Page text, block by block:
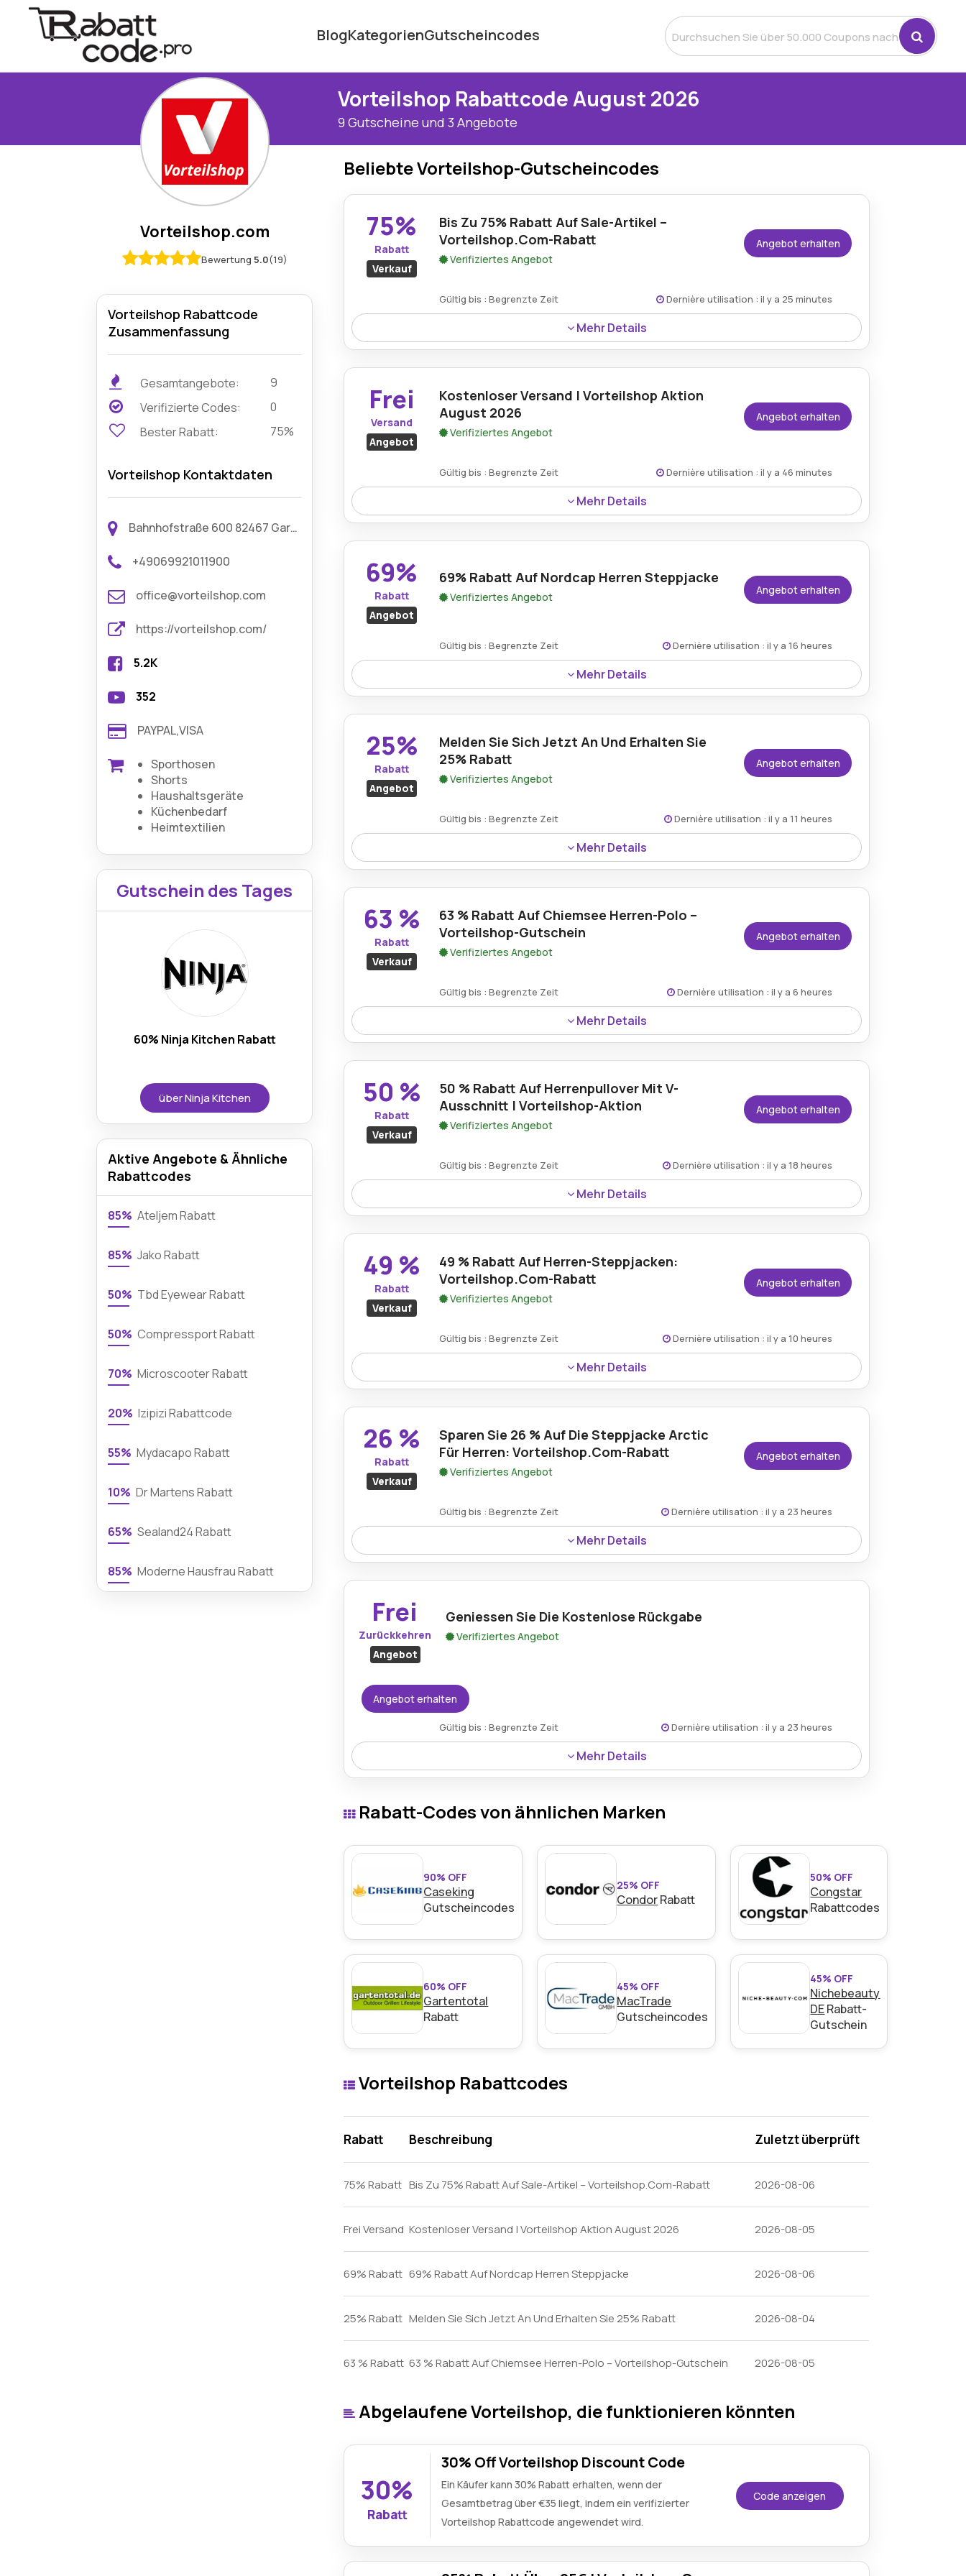
BlogKategorienGutscheincodes
Vorteilshop Rabattcode August 2026
9 Gutscheine und 3 Angebote
Beliebte Vorteilshop-Gutscheincodes
75%
Rabatt
Verkauf
Bis Zu 75% Rabatt Auf Sale-Artikel –
Vorteilshop.Com-Rabatt
Verifiziertes Angebot
Angebot erhalten
Gültig bis : Begrenzte Zeit Dernière utilisation : il y a 25 minutes
Mehr Details
Vorteilshop.com bietet bis zu 75% Rabatt auf Sale-Artikel, sodass Kunden hochwertige Produkte
zu unschlagbaren Preisen kaufen und bei ihren Lieblingsartikeln deutlich sparen können.
Frei
Versand
Angebot
Kostenloser Versand | Vorteilshop Aktion
August 2026
Verifiziertes Angebot
Angebot erhalten
Gültig bis : Begrenzte Zeit Dernière utilisation : il y a 46 minutes
Mehr Details
Vorteilshop führt eine Aktion durch, die den kostenlosen Versand für alle Bestellungen beinhaltet.
So stellen wir sicher, dass Kunden ihre Einkäufe genießen können, ohne sich über zusätzliche
69%
Rabatt
Angebot
69% Rabatt Auf Nordcap Herren Steppjacke
Verifiziertes Angebot
Angebot erhalten
Gültig bis : Begrenzte Zeit Dernière utilisation : il y a 16 heures
Mehr Details
Ein bemerkenswerter Rabatt von 69% ist derzeit auf die Nordcap Herren-Steppjacke verfügbar,
die außergewöhnliche Wärme, Langlebigkeit und Stil bietet.
25%
Rabatt
Angebot
Melden Sie Sich Jetzt An Und Erhalten Sie
25% Rabatt
Verifiziertes Angebot
Angebot erhalten
Gültig bis : Begrenzte Zeit Dernière utilisation : il y a 11 heures
Mehr Details
Jeder, der den Anmeldevorgang heute abschließt, kann sofort einen lohnenden 25% Rabatt auf
seine bevorstehende Bestellung genießen.
63 %
Rabatt
Verkauf
63 % Rabatt Auf Chiemsee Herren-Polo –
Vorteilshop-Gutschein
Verifiziertes Angebot
Angebot erhalten
Gültig bis : Begrenzte Zeit Dernière utilisation : il y a 6 heures
Mehr Details
Sparen Sie 63 % beim Chiemsee-Herren-Polo mit dem Vorteilshop-Gutschein und erhalten Sie
einen unglaublichen Rabatt auf dieses stilvolle und bequeme Poloshirt, das sich perfekt für
50 %
Rabatt
Verkauf
50 % Rabatt Auf Herrenpullover Mit V-
Ausschnitt | Vorteilshop-Aktion
Verifiziertes Angebot
Angebot erhalten
Gültig bis : Begrenzte Zeit Dernière utilisation : il y a 18 heures
Mehr Details
Der Herrenpullover mit V-Ausschnitt ist über die Vorteilshop-Aktion mit 50 % Rabatt erhältlich und
bietet eine stilvolle und vielseitige Ergänzung für jede Garderobe, perfekt für den Lagenlook in den
49 %
Rabatt
Verkauf
49 % Rabatt Auf Herren-Steppjacken:
Vorteilshop.Com-Rabatt
Verifiziertes Angebot
Angebot erhalten
Gültig bis : Begrenzte Zeit Dernière utilisation : il y a 10 heures
Mehr Details
Vorteilshop.com gewährt einen Rabatt von 49 % auf die Steppjacke für Herren. Dies ist ein
ausgezeichneter Zeitpunkt, um sich eine strapazierfähige und warme Jacke zum fast halben
26 %
Rabatt
Verkauf
Sparen Sie 26 % Auf Die Steppjacke Arctic
Für Herren: Vorteilshop.Com-Rabatt
Verifiziertes Angebot
Angebot erhalten
Gültig bis : Begrenzte Zeit Dernière utilisation : il y a 23 heures
Mehr Details
Sparen Sie 26 % auf die Herren-Steppjacke Arctic mit dem Vorteilshop.com-Rabatt und bieten
Sie eine funktionelle und stilvolle Jacke, die bei Winteraktivitäten Wärme und Schutz zu einem
Frei
Zurückkehren
Angebot
Geniessen Sie Die Kostenlose Rückgabe
Verifiziertes Angebot
Angebot erhalten
Gültig bis : Begrenzte Zeit Dernière utilisation : il y a 23 heures
Mehr Details
Vorteilshop bietet ein kostenloses Rückgaberecht, das es Kunden ermöglicht, alle Artikel
und so ein problemloses Einkaufserlebnis gewährleistet.
Rabatt-Codes von ähnlichen Marken
90% OFF
Caseking
Gutscheincodes
25% OFF
CondorRabatt
50% OFF
Congstar
Rabattcodes
60% OFF
Gartentotal
Rabatt
45% OFF
MacTrade
Gutscheincodes
45% OFF
Nichebeauty
DERabatt-
Gutschein
Vorteilshop Rabattcodes
Rabatt Beschreibung Zuletzt überprüft
75% Rabatt Bis Zu 75% Rabatt Auf Sale-Artikel – Vorteilshop.Com-Rabatt 2026-08-06
Frei Versand Kostenloser Versand | Vorteilshop Aktion August 2026 2026-08-05
69% Rabatt 69% Rabatt Auf Nordcap Herren Steppjacke 2026-08-06
25% Rabatt Melden Sie Sich Jetzt An Und Erhalten Sie 25% Rabatt 2026-08-04
63 % Rabatt 63 % Rabatt Auf Chiemsee Herren-Polo – Vorteilshop-Gutschein 2026-08-05
Abgelaufene Vorteilshop, die funktionieren könnten
30%
Rabatt
30% Off Vorteilshop Discount Code
Ein Käufer kann 30% Rabatt erhalten, wenn der
Gesamtbetrag über €35 liegt, indem ein verifizierter
Vorteilshop Rabattcode angewendet wird.
Code anzeigen
Vorteilshop.com
Bewertung 5.0(19)
Vorteilshop Rabattcode
Zusammenfassung
Gesamtangebote:
9
Verifizierte Codes:
0
Bester Rabatt:
75%
Vorteilshop Kontaktdaten
Bahnhofstraße 600 82467 Garmisch-Partenkirchen Germany
+49069921011900
office@vorteilshop.com
https://vorteilshop.com/
5.2K
352
PAYPAL,VISA
Sporthosen
Shorts
Haushaltsgeräte
Küchenbedarf
Heimtextilien
Gutschein des Tages
60% Ninja Kitchen Rabatt
über Ninja Kitchen
Aktive Angebote & Ähnliche
Rabattcodes
85% Ateljem Rabatt
85% Jako Rabatt
50% Tbd Eyewear Rabatt
50% Compressport Rabatt
70% Microscooter Rabatt
20% Izipizi Rabattcode
55% Mydacapo Rabatt
10% Dr Martens Rabatt
65% Sealand24 Rabatt
85% Moderne Hausfrau Rabatt